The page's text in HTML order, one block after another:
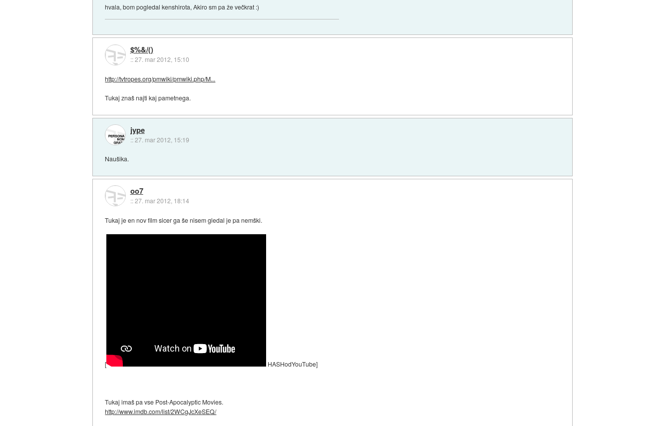
hvala, bom pogledal kenshirota, Akiro sm pa že večkrat :)
$%&/()
::27. mar 2012, 15:10
http://tvtropes.org/pmwiki/pmwiki.php/M...
Tukaj znaš najti kaj pametnega.
jype
::27. mar 2012, 15:19
Naušika.
oo7
::27. mar 2012, 18:14
Tukaj je en nov film sicer ga še nisem gledal je pa nemški.
[ HASHodYouTube]
Tukaj imaš pa vse Post-Apocalyptic Movies.
http://www.imdb.com/list/2WCgJcXeSEQ/